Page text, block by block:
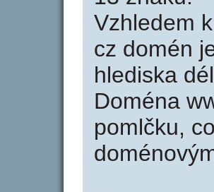
Vzhledem
cz domén
hlediska
Doména
pomlčku,